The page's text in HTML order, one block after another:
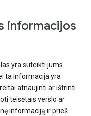
informacijos
yra suteikti jums
ta informacija yra
atnaujinti ar ištrinti
teisėtais verslo ar
informaciją ir prieš